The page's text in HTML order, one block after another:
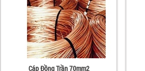
Cáp Đồng Trần 70mm2